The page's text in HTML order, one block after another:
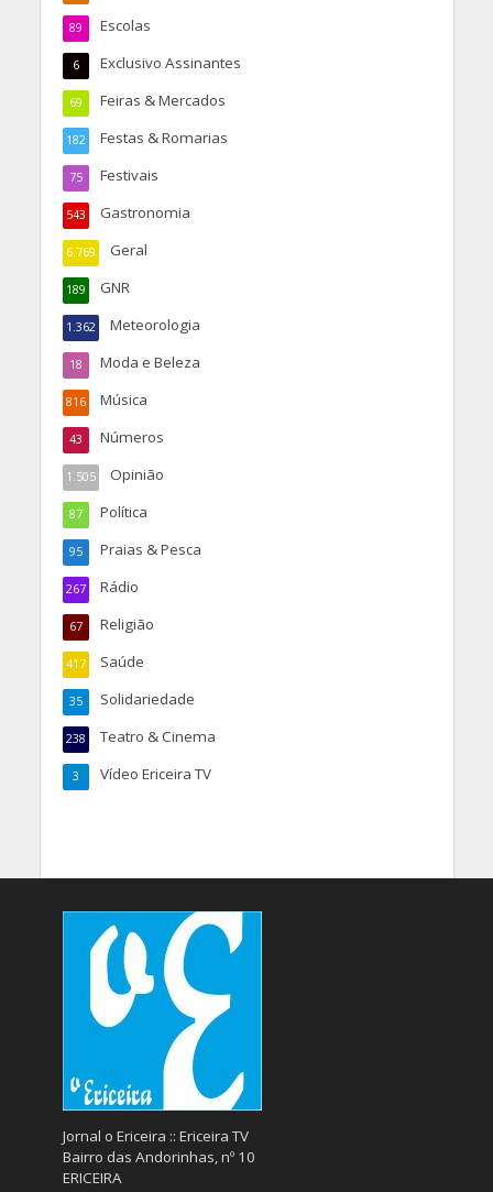
Escolas
89
Exclusivo Assinantes
6
Feiras & Mercados
69
Festas & Romarias
182
Festivais
75
Gastronomia
543
Geral
6.769
GNR
189
Meteorologia
1.362
Moda e Beleza
18
Música
816
Números
43
Opinião
1.505
Política
87
Praias & Pesca
95
Rádio
267
Religião
67
Saúde
417
Solidariedade
35
Teatro & Cinema
238
Vídeo Ericeira TV
3
Jornal o Ericeira :: Ericeira TV
Bairro das Andorinhas, nº 10
ERICEIRA